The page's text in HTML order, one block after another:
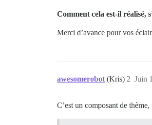
Comment cela est-il réalisé,
Merci d’avance pour vos
awesomerobot (Kris) Juin
2
C’est un composant de